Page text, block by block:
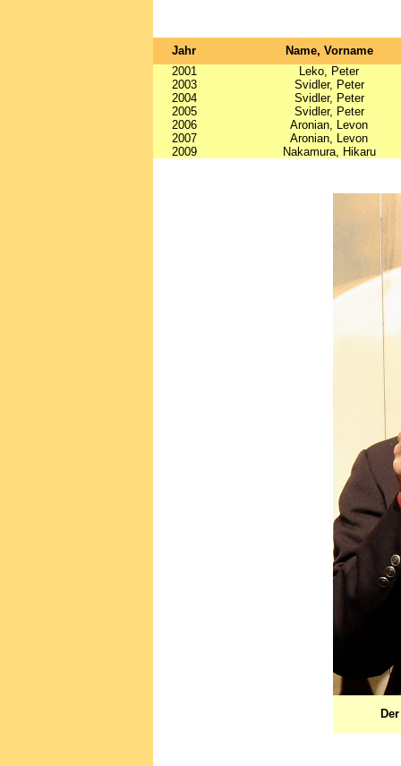
Jahr
Name, Vorname
2001
Leko, Peter
2003
Svidler, Peter
2004
Svidler, Peter
2005
Svidler, Peter
2006
Aronian, Levon
2007
Aronian, Levon
2009
Nakamura, Hikaru